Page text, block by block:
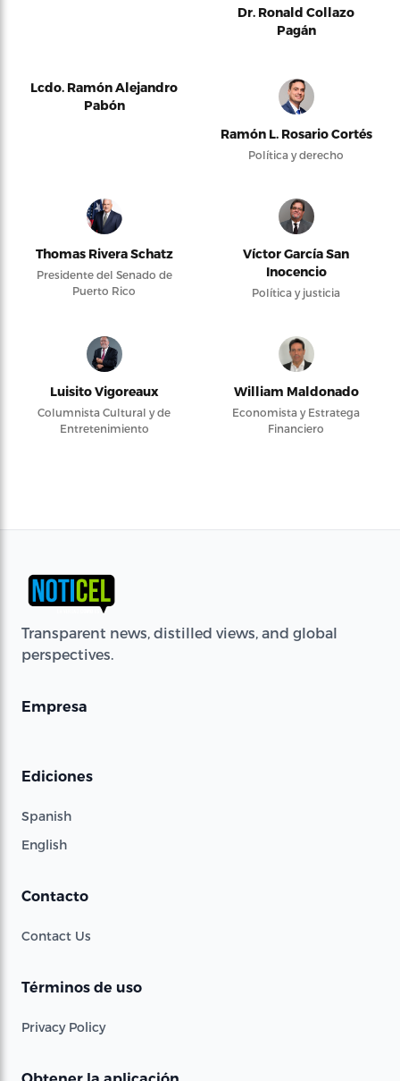
Dr. Ronald Collazo
Pagán
Lcdo. Ramón Alejandro
Pabón
Ramón L. Rosario Cortés
Política y derecho
Thomas Rivera Schatz
Presidente del Senado de
Puerto Rico
Víctor García San
Inocencio
Política y justicia
Luisito Vigoreaux
Columnista Cultural y de
Entretenimiento
William Maldonado
Economista y Estratega
Financiero
Transparent news, distilled views, and global
perspectives.
Empresa
Ediciones
Spanish
English
Contacto
Contact Us
Términos de uso
Privacy Policy